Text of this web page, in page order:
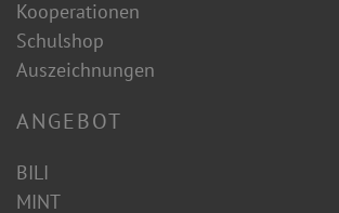
Kooperationen
Schulshop
Auszeichnungen
ANGEBOT
BILI
MINT